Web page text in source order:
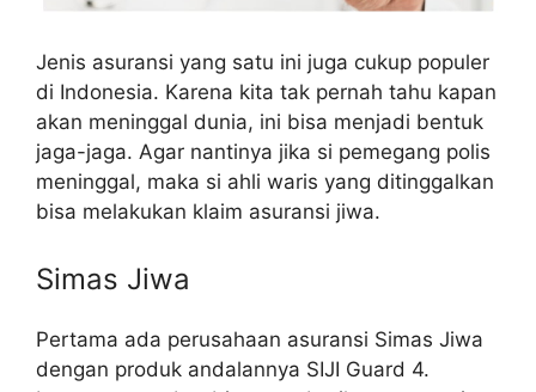
Jenis asuransi yang satu ini juga cukup populer
di Indonesia. Karena kita tak pernah tahu kapan
akan meninggal dunia, ini bisa menjadi bentuk
jaga-jaga. Agar nantinya jika si pemegang polis
meninggal, maka si ahli waris yang ditinggalkan
bisa melakukan klaim asuransi jiwa.
Simas Jiwa
Pertama ada perusahaan asuransi Simas Jiwa
dengan produk andalannya SIJI Guard 4.